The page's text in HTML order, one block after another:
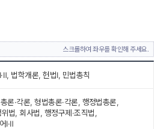
스크롤하여 좌우를 확인해 주세요.
법학개론, 헌법Ⅰ, 민법총칙
론·각론, 형법총론·각론, 행정법총론,
법, 회사법, 행정구제·조직법,
Ⅰ·Ⅱ